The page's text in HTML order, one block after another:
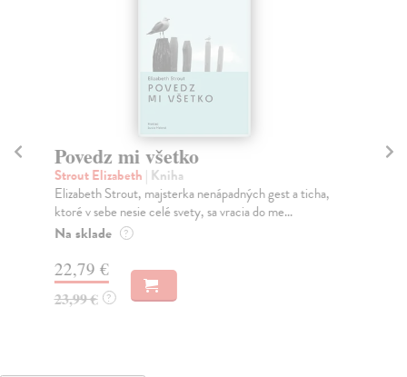
Povedz mi všetko
Strout Elizabeth | Kniha
Elizabeth Strout, majsterka nenápadných gest a ticha,
ktoré v sebe nesie celé svety, sa vracia do me...
Na sklade ?
22,79 €
23,99 € ?